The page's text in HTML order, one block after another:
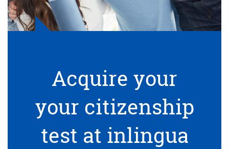
Acquire your
your citizenship
test at inlingua